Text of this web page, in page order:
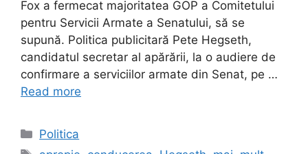
Fox a fermecat majoritatea GOP a Comitetului
pentru Servicii Armate a Senatului, să se
supună. Politica publicitară Pete Hegseth,
candidatul secretar al apărării, la o audiere de
confirmare a serviciilor armate din Senat, pe …
Read more
Categories
Politica